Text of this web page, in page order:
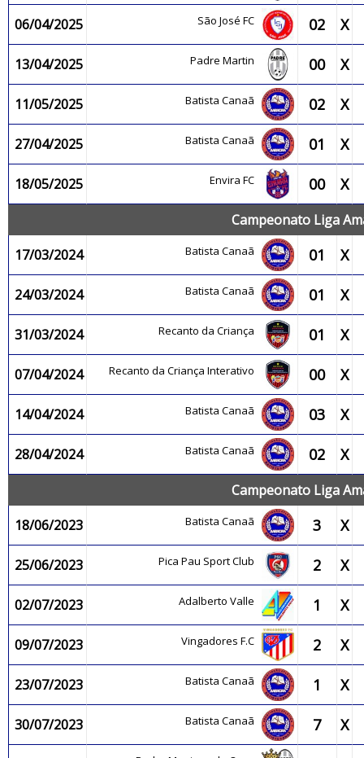
06/04/2025 São José FC 02 X
13/04/2025 Padre Martin 00 X
11/05/2025 Batista Canaã 02 X
27/04/2025 Batista Canaã 01 X
18/05/2025 Envira FC 00 X
Campeonato Liga
17/03/2024
Batista Canaã 01 X
24/03/2024 Batista Canaã 01 X
31/03/2024 Recanto da Criança 01 X
07/04/2024 Recanto da Criança Interativo 00 X
14/04/2024 Batista Canaã 03 X
28/04/2024 Batista Canaã 02 X
Campeonato Liga
18/06/2023
Batista Canaã 3 X
25/06/2023 Pica Pau Sport Club 2 X
02/07/2023 Adalberto Valle 1 X
09/07/2023 Vingadores F.C 2 X
23/07/2023 Batista Canaã 1 X
30/07/2023 Batista Canaã 7 X